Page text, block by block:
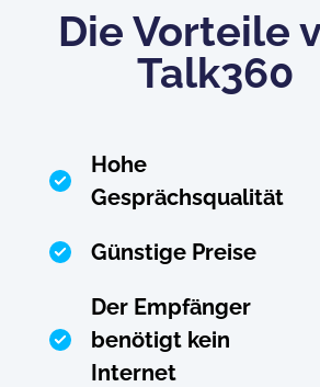
Die Vorteile
Talk360
Hohe
Gesprächsqualität
Günstige Preise
Der Empfänger
benötigt kein
Internet